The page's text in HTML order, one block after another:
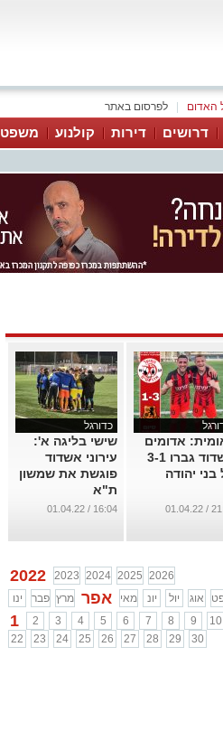
לפרסום באתר האדום
דרושים דירות קולנוע משפט
אדומים
אשדוד גברו 3-1
בני יהודה
21:17 /
כדורגל
שישי בליגה א':
עירוני אשדוד
פוגשת את שמשון
ת"א
...
16:04 / 01.04.22
2022 2023 2024 2025 2026
ינו
פבר מרץ אפר מאי יונ יול אוג
1 2 3 4 5 6 7 8 9 10
22
23 24 25 26 27 28 29 30